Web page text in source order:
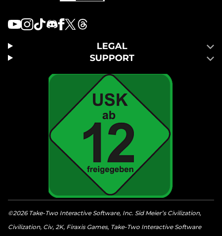
LEGAL
SUPPORT
©2026 Take-Two Interactive Software, Inc. Sid Meier’s Civilization,
Civilization, Civ, 2K, Firaxis Games, Take-Two Interactive Software